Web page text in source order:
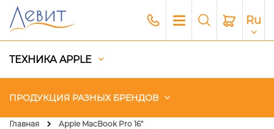
Ru
ТЕХНИКА APPLE
ПРОДУКЦИЯ РАЗНЫХ БРЕНДОВ
Главная
Apple MacBook Pro 16"